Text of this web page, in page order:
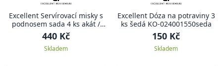
Excellent Servírovací misky s
podnosem sada 4 ks akát /
černá KO-278000510
440 Kč
Skladem
Excellent Dóza na potraviny 3
ks šedá KO-024001550seda
150 Kč
Skladem